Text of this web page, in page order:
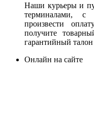
Наши курьеры и
терминалами,
произвести
получите
гарантийный
Онлайн на сайте